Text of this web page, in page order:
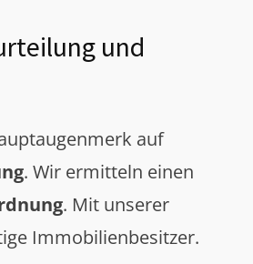
und
auf
. Wir ermitteln einen
. Mit unserer
Immobilienbesitzer.